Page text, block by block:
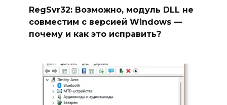
RegSvr32: Возможно, модуль DLL не
совместим с версией Windows —
почему и как это исправить?